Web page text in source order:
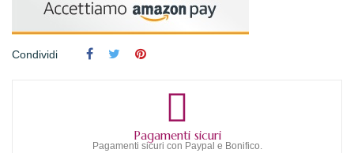
Condividi
Pagamenti sicuri
Pagamenti sicuri con Paypal e Bonifico.